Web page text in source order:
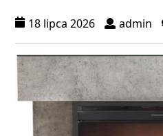
18 lipca 2026 admin